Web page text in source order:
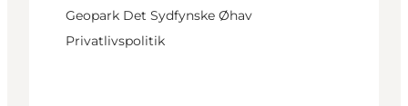
Geopark Det Sydfynske Øhav
Privatlivspolitik